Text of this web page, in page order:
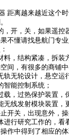
距离越来越近这个
，开，关，如果遥控
不懂请找悬航门专
料，结构紧凑，拆装
间，有很多的商铺
轨无轮设计，悬空运
智能控制系统；
载，过热保护装置，
无线发射模块装置，
开关，出现意外，操
进行研究工作的，看
作中得到了相应的